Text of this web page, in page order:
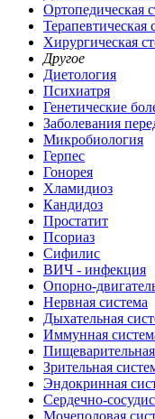
Ортопедическая
Терапевтическая
Хирургическая
Другое
Диетология
Психиатря
Генетические
Заболевания
Микробиология
Герпес
Гонорея
Хламидиоз
Кандидоз
Простатит
Псориаз
Сифилис
ВИЧ - инфекция
Опорно-
Нервная система
Дыхательная
Иммунная
Зрительная
Эндокринная
Сердечно-
Мочеполовая